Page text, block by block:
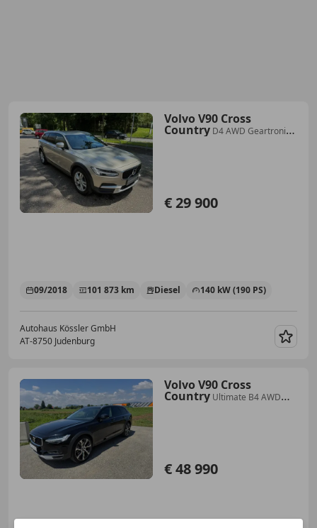
Volvo V90 Cross
Country D4 AWD Geartronic
€ 29 900
09/2018 101 873 km Diesel 140 kW (190 PS)
Autohaus Kössler GmbH
AT-8750 Judenburg
Volvo V90 Cross
Country Ultimate B4 AWD
€ 48 990